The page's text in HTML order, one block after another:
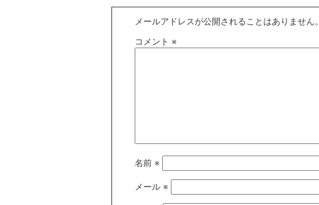
メールアドレスが公開されることはありません。
コメント ※
名前 ※
メール ※